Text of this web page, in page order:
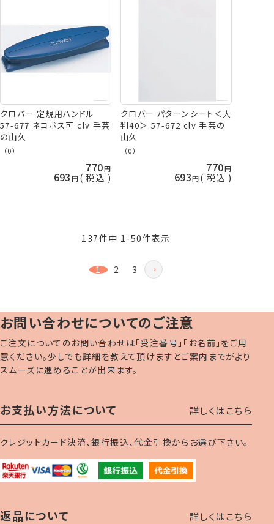
クロバー 定規用ハンドル
57-677 ネコポス可 clv 手芸
の山久
（0）
770
693 税込
クロバー パターンシート＜大
判40＞ 57-672 clv 手芸の
山久
（0）
770
693 税込
137件中 1-50件表示
1 2 3
お問い合わせについてのご注意
ご注文についてのお問い合わせは「受注番号」「お名前」をご用
意ください。少しでも詳細を教えて頂けますとご案内までがより
スムーズに進めることが出来ます。
お支払い方法について 詳しくはこちら
クレジットカード決済、銀行振込、代金引換からお選び下さい。
返品について 詳しくはこちら